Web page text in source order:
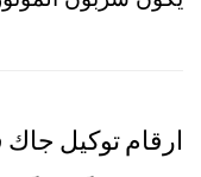
ارقام توكيل جاك